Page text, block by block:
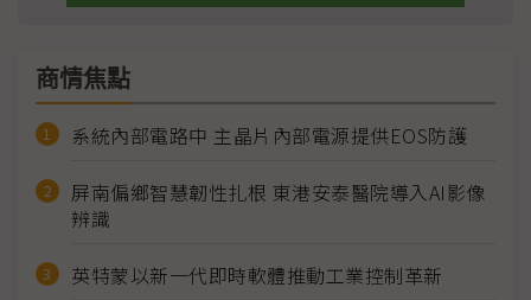
商情焦點
系統內部電路中 主晶片內部電源提供EOS防護
屏南偏鄉智慧韌性扎根 東港安泰醫院導入AI影像
辨識
英特蒙以新一代即時軟體推動工業控制革新